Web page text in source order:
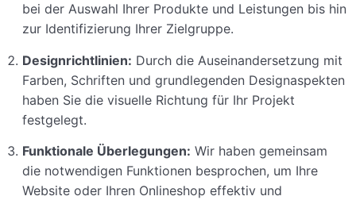
bei der Auswahl Ihrer Produkte und Leistungen bis hin
zur Identifizierung Ihrer Zielgruppe.
Designrichtlinien: Durch die Auseinandersetzung mit
Farben, Schriften und grundlegenden Designaspekten
haben Sie die visuelle Richtung für Ihr Projekt
festgelegt.
Funktionale Überlegungen: Wir haben gemeinsam
die notwendigen Funktionen besprochen, um Ihre
Website oder Ihren Onlineshop effektiv und